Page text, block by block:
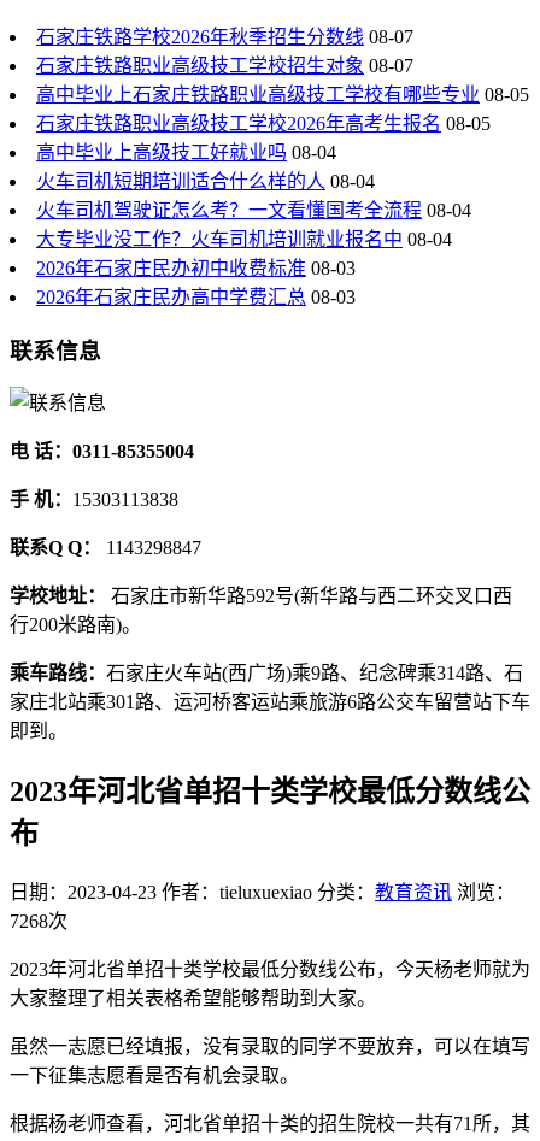
石家庄铁路学校2026年秋季招生分数线 08-07
石家庄铁路职业高级技工学校招生对象 08-07
高中毕业上石家庄铁路职业高级技工学校有哪些专业 08-05
石家庄铁路职业高级技工学校2026年高考生报名 08-05
高中毕业上高级技工好就业吗 08-04
火车司机短期培训适合什么样的人 08-04
火车司机驾驶证怎么考？一文看懂国考全流程 08-04
大专毕业没工作？火车司机培训就业报名中 08-04
2026年石家庄民办初中收费标准 08-03
2026年石家庄民办高中学费汇总 08-03
联系信息
电 话：0311-85355004
手 机： 15303113838
联系Q Q： 1143298847
学校地址： 石家庄市新华路592号(新华路与西二环交叉口西
行200米路南)。
乘车路线： 石家庄火车站(西广场)乘9路、纪念碑乘314路、石
家庄北站乘301路、运河桥客运站乘旅游6路公交车留营站下车
即到。
2023年河北省单招十类学校最低分数线公
布
日期：2023-04-23 作者：tieluxuexiao 分类： 教育资讯 浏览：
7268次
2023年河北省单招十类学校最低分数线公布，今天杨老师就为
大家整理了相关表格希望能够帮助到大家。
虽然一志愿已经填报，没有录取的同学不要放弃，可以在填写
一下征集志愿看是否有机会录取。
根据杨老师查看，河北省单招十类的招生院校一共有71所，其